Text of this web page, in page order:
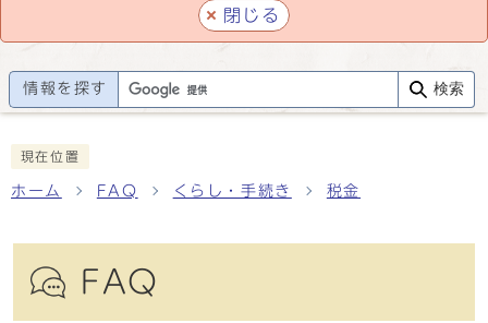
閉じる
情報を探す 検索
現在位置
ホーム FAQ くらし・手続き 税金
FAQ